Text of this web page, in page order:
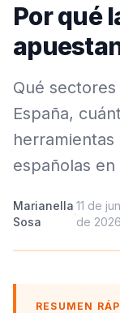
Por qué
Qué
España,
españolas en
Marianella
Sosa
·
11 de
de 2026
RESUMEN